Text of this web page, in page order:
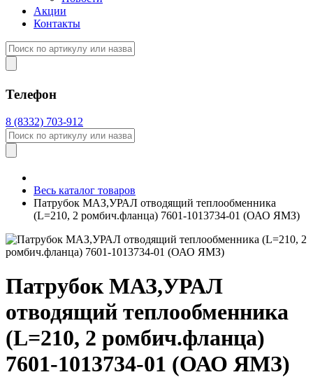
Акции
Контакты
Телефон
8 (8332) 703-912
Весь каталог товаров
Патрубок МАЗ,УРАЛ отводящий теплообменника
(L=210, 2 ромбич.фланца) 7601-1013734-01 (ОАО ЯМЗ)
Патрубок МАЗ,УРАЛ
отводящий теплообменника
(L=210, 2 ромбич.фланца)
7601-1013734-01 (ОАО ЯМЗ)